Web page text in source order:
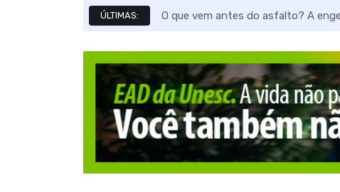
ÚLTIMAS: O que vem antes do asfalto? A